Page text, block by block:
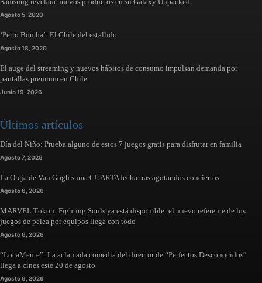
Agosto 5, 2020
‘Perro Bomba’: El Chile del estallido
Agosto 18, 2020
El auge del streaming y nuevos hábitos de consumo impulsan demanda por
pantallas premium en Chile
Junio 19, 2026
Últimos artículos
Día del Niño: Prueba alguno de estos 7 juegos gratis para disfrutar en familia
Agosto 7, 2026
La Oreja de Van Gogh suma CUARTA fecha tras agotar dos conciertos
Agosto 6, 2026
MARVEL Tōkon: Fighting Souls ya está disponible: el nuevo referente de los
juegos de pelea por equipos llega con todo
Agosto 6, 2026
“LocaMente”: La aclamada comedia del director de “Perfectos Desconocidos”
llega a cines este 20 de agosto
Agosto 6, 2026